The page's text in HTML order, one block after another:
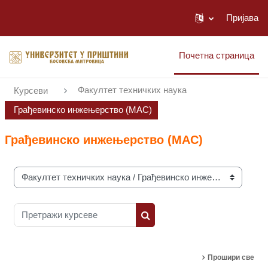
Пријава
Почетна страница
Курсеви Факултет техничких наука
Грађевинско инжењерство (МАС)
Грађевинско инжењерство (МАС)
Категорије курсева
Претражи курсеве
Претражи курсеве
Прошири све